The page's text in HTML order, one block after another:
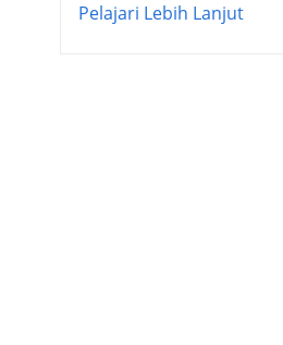
Pelajari Lebih Lanjut